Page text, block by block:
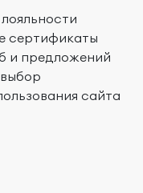
сертификаты
и предложений
сайта